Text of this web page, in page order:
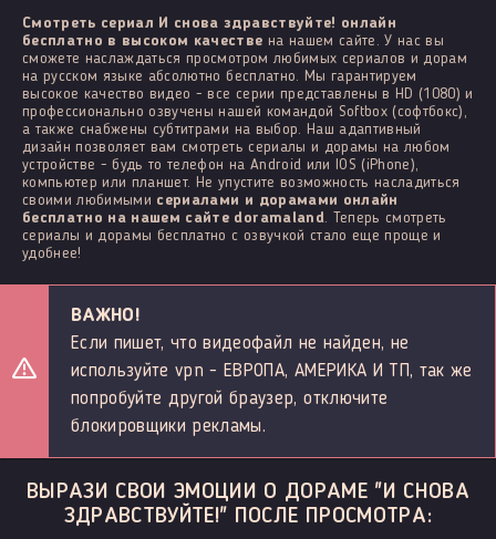
Смотреть сериал И снова здравствуйте! онлайн
бесплатно в высоком качестве на нашем сайте. У нас вы
сможете наслаждаться просмотром любимых сериалов и дорам
на русском языке абсолютно бесплатно. Мы гарантируем
высокое качество видео - все серии представлены в HD (1080) и
профессионально озвучены нашей командой Softbox (софтбокс),
а также снабжены субтитрами на выбор. Наш адаптивный
дизайн позволяет вам смотреть сериалы и дорамы на любом
устройстве - будь то телефон на Android или IOS (iPhone),
компьютер или планшет. Не упустите возможность насладиться
своими любимыми сериалами и дорамами онлайн
бесплатно на нашем сайте doramaland. Теперь смотреть
сериалы и дорамы бесплатно с озвучкой стало еще проще и
удобнее!
ВАЖНО!
Если пишет, что видеофайл не найден, не
используйте vpn - ЕВРОПА, АМЕРИКА И ТП, так же
попробуйте другой браузер, отключите
блокировщики рекламы.
ВЫРАЗИ СВОИ ЭМОЦИИ О ДОРАМЕ "И СНОВА
ЗДРАВСТВУЙТЕ!" ПОСЛЕ ПРОСМОТРА: